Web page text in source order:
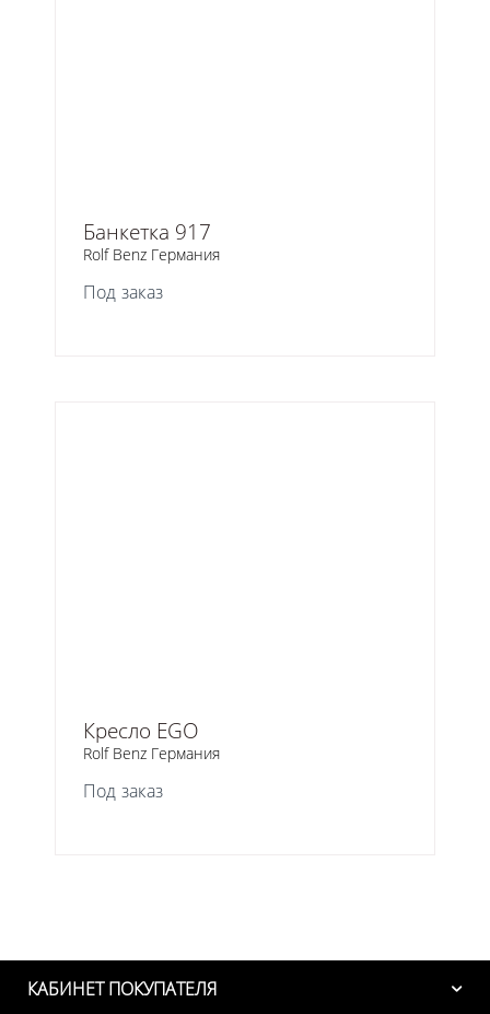
Банкетка 917
Rolf Benz Германия
Под заказ
Кресло EGO
Rolf Benz Германия
Под заказ
КАБИНЕТ ПОКУПАТЕЛЯ